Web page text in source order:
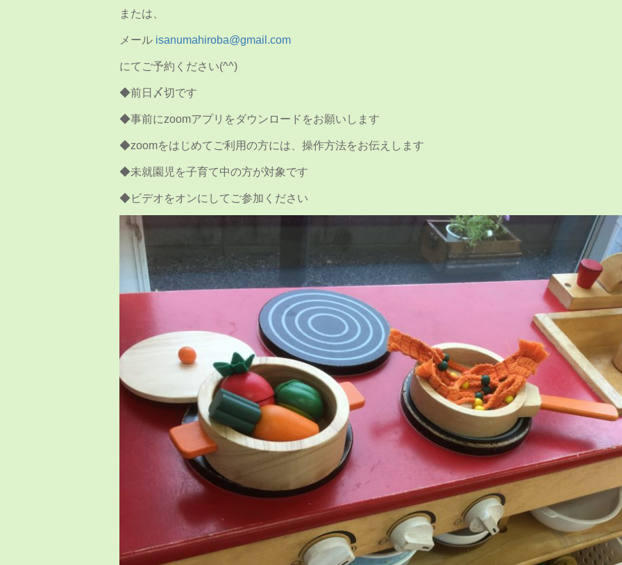
または、
メール isanumahiroba@gmail.com
にてご予約ください(^^)
◆前日〆切です
◆事前にzoomアプリをダウンロードをお願いします
◆zoomをはじめてご利用の方には、操作方法をお伝えします
◆未就園児を子育て中の方が対象です
◆ビデオをオンにしてご参加ください